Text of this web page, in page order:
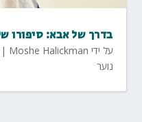
בדרך של אבא: סיפורו
על ידי Moshe Halickman
|
נוער